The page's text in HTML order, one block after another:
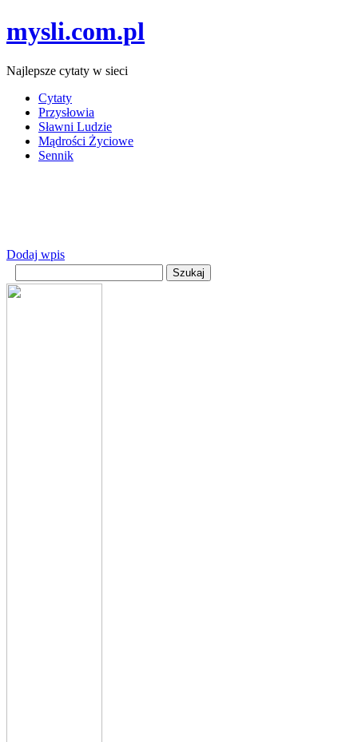
mysli.com.pl
Najlepsze cytaty w sieci
Cytaty
Przysłowia
Sławni Ludzie
Mądrości Życiowe
Sennik
Dodaj wpis